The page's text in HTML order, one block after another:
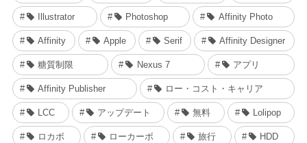
Illustrator Photoshop Affinity Photo
Affinity Apple Serif Affinity Designer
糖質制限 Nexus 7 アプリ
Affinity Publisher ロー・コスト・キャリア
LCC アップデート 無料 Lolipop
ロカボ ローカーボ 旅行 HDD